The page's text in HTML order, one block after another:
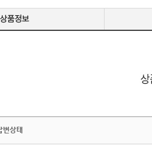
변상태